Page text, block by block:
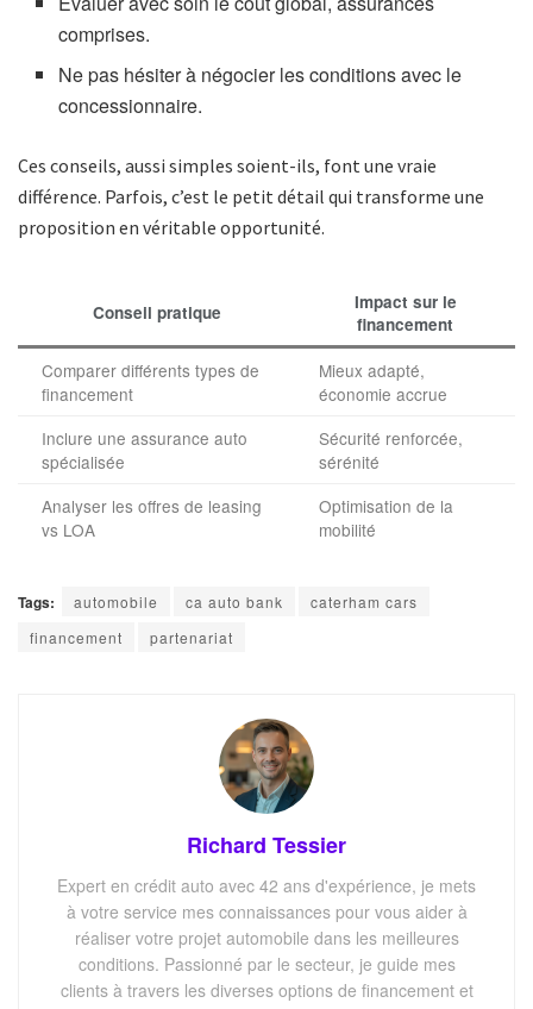
comprises.
Ne pas hésiter à négocier les conditions avec le
concessionnaire.
Ces conseils, aussi simples soient-ils, font une vraie
différence. Parfois, c’est le petit détail qui transforme une
proposition en véritable opportunité.
Conseil pratique
Impact sur le
financement
Comparer différents types de
financement
Mieux adapté,
économie accrue
Inclure une assurance auto
spécialisée
Sécurité renforcée,
sérénité
Analyser les offres de leasing
vs LOA
Optimisation de la
mobilité
Tags: automobile ca auto bank
caterham cars
financement
partenariat
Richard Tessier
Expert en crédit auto avec 42 ans d'expérience, je mets
à votre service mes connaissances pour vous aider à
réaliser votre projet automobile dans les meilleures
conditions. Passionné par le secteur, je guide mes
clients à travers les diverses options de financement et